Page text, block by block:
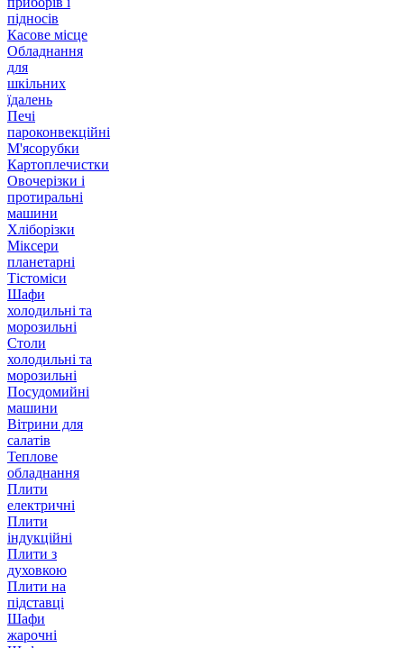
підносів
Касове місце
Обладнання
для
шкільних
їдалень
Печі
пароконвекційні
М'ясорубки
Картоплечистки
Овочерізки і
протиральні
машини
Хліборізки
Міксери
планетарні
Тістоміси
Шафи
холодильні та
морозильні
Столи
холодильні та
морозильні
Посудомийні
машини
Вітрини для
салатів
Теплове
обладнання
Плити
електричні
Плити
індукційні
Плити з
духовкою
Плити на
підставці
Шафи
жарочні